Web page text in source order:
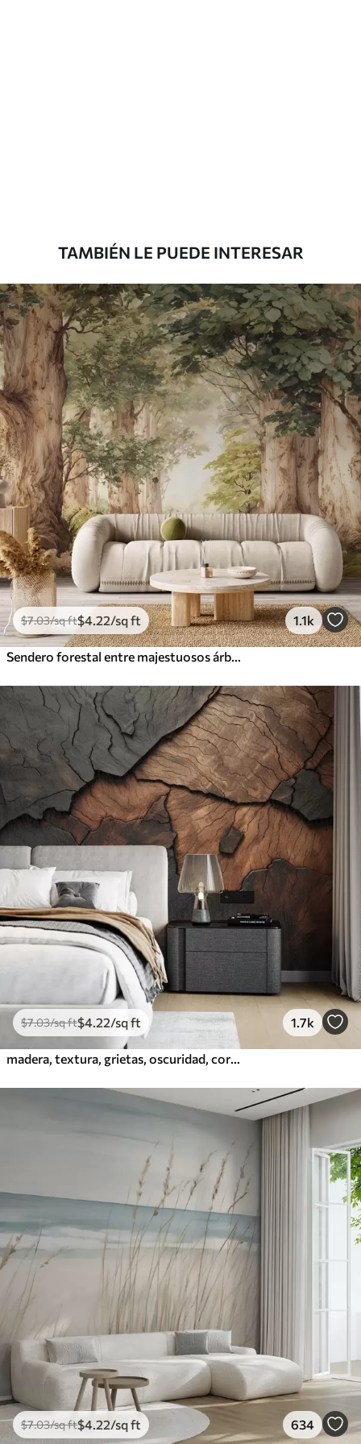
Peel and Stick
12.77$7.66/sq ft
TAMBIÉN LE PUEDE INTERESAR
$7.03/sq ft$4 .22/sq ft 1.1k
$7.03/sq ft$4 .22/sq ft 1.7k
$7.03/sq ft$4 .22/sq ft 634